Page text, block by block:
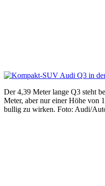
Der 4,39 Meter lange Q3 steht
Meter, aber nur einer Höhe von
bullig zu wirken. Foto: Audi/